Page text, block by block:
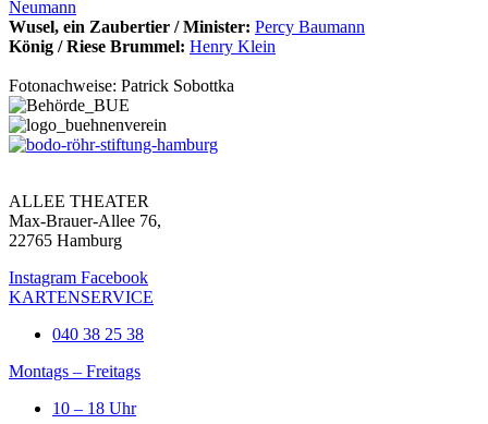
Neumann
Wusel, ein Zaubertier / Minister: Percy Baumann
König / Riese Brummel: Henry Klein
Fotonachweise: Patrick Sobottka
ALLEE THEATER
Max-Brauer-Allee 76,
22765 Hamburg
Instagram Facebook
KARTENSERVICE
040 38 25 38
Montags – Freitags
10 – 18 Uhr